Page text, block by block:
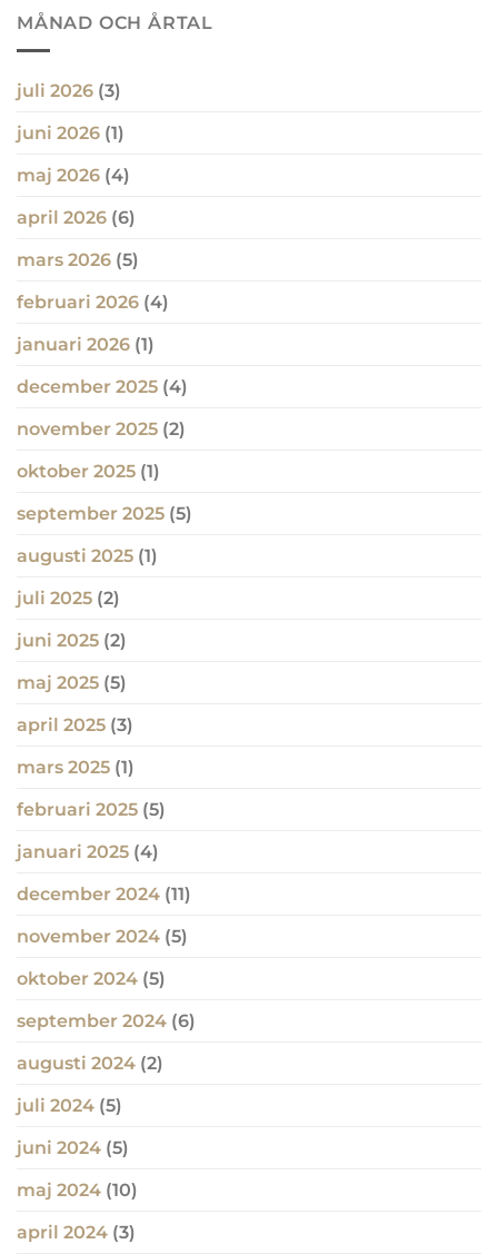
MÅNAD OCH ÅRTAL
juli 2026 (3)
juni 2026 (1)
maj 2026 (4)
april 2026 (6)
mars 2026 (5)
februari 2026 (4)
januari 2026 (1)
december 2025 (4)
november 2025 (2)
oktober 2025 (1)
september 2025 (5)
augusti 2025 (1)
juli 2025 (2)
juni 2025 (2)
maj 2025 (5)
april 2025 (3)
mars 2025 (1)
februari 2025 (5)
januari 2025 (4)
december 2024 (11)
november 2024 (5)
oktober 2024 (5)
september 2024 (6)
augusti 2024 (2)
juli 2024 (5)
juni 2024 (5)
maj 2024 (10)
april 2024 (3)